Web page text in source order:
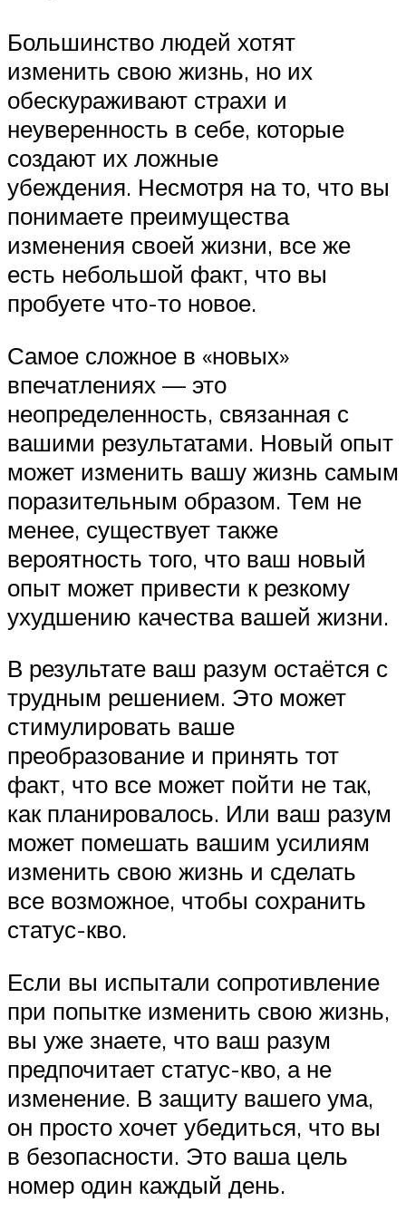
Большинство людей хотят
изменить свою жизнь, но их
обескураживают страхи и
неуверенность в себе, которые
создают их ложные
убеждения. Несмотря на то, что вы
понимаете преимущества
изменения своей жизни, все же
есть небольшой факт, что вы
пробуете что-то новое.
Самое сложное в «новых»
впечатлениях — это
неопределенность, связанная с
вашими результатами. Новый опыт
может изменить вашу жизнь самым
поразительным образом. Тем не
менее, существует также
вероятность того, что ваш новый
опыт может привести к резкому
ухудшению качества вашей жизни.
В результате ваш разум остаётся с
трудным решением. Это может
стимулировать ваше
преобразование и принять тот
факт, что все может пойти не так,
как планировалось. Или ваш разум
может помешать вашим усилиям
изменить свою жизнь и сделать
все возможное, чтобы сохранить
статус-кво.
Если вы испытали сопротивление
при попытке изменить свою жизнь,
вы уже знаете, что ваш разум
предпочитает статус-кво, а не
изменение. В защиту вашего ума,
он просто хочет убедиться, что вы
в безопасности. Это ваша цель
номер один каждый день.